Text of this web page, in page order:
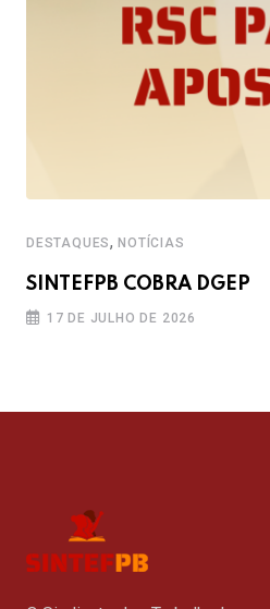
DESTAQUES,NOTÍCIAS
SINTEFPB COBRA DGEP
17 DE JULHO DE 2026